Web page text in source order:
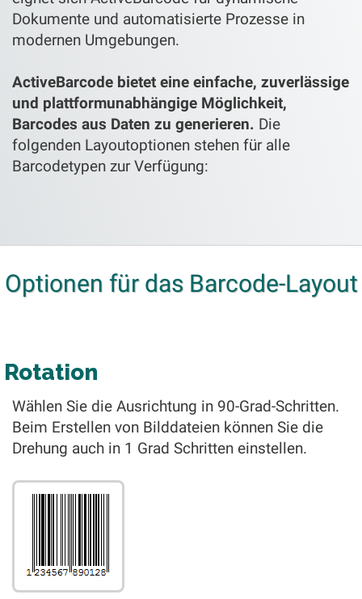
Dokumente und automatisierte Prozesse in
modernen Umgebungen.
ActiveBarcode bietet eine einfache, zuverlässige
und plattformunabhängige Möglichkeit,
Barcodes aus Daten zu generieren. Die
folgenden Layoutoptionen stehen für alle
Barcodetypen zur Verfügung:
Optionen für das Barcode-Layout
Rotation
Wählen Sie die Ausrichtung in 90-Grad-Schritten.
Beim Erstellen von Bilddateien können Sie die
Drehung auch in 1 Grad Schritten einstellen.